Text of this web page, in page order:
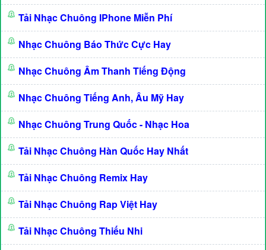
Tải Nhạc Chuông IPhone Miễn Phí
Nhạc Chuông Báo Thức Cực Hay
Nhạc Chuông Âm Thanh Tiếng Động
Nhạc Chuông Tiếng Anh, Âu Mỹ Hay
Nhạc Chuông Trung Quốc - Nhạc Hoa
Tải Nhạc Chuông Hàn Quốc Hay Nhất
Tải Nhạc Chuông Remix Hay
Tải Nhạc Chuông Rap Việt Hay
Tải Nhạc Chuông Thiếu Nhi